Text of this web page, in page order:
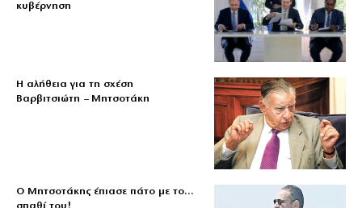
κυβέρνηση
Η αλήθεια για τη σχέση
Βαρβιτσιώτη – Μητσοτάκη
Ο Μητσοτάκης έπιασε πάτο με το…